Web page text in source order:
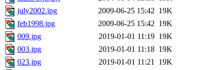
july2002.jpg
2009-06-25 15:42 19K
feb1998.jpg
2009-06-25 15:42 19K
009.jpg
2019-01-01 11:19 19K
003.jpg
2019-01-01 11:18 19K
023.jpg
2019-01-01 11:21 19K